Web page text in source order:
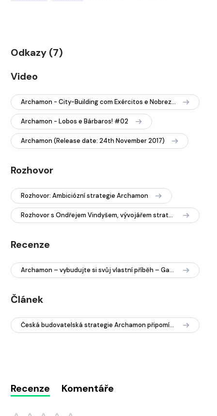
Odkazy (7)
Video
Archamon - City-Building com Exércitos e Nobreza! #01
Archamon - Lobos e Bárbaros! #02
Archamon (Release date: 24th November 2017)
Rozhovor
Rozhovor: Ambiciózní strategie Archamon
Rozhovor s Ondřejem Vindyšem, vývojářem strategie Archamon (gamingprofessors.cz)
Recenze
Archamon – vybudujte si svůj vlastní příběh – Gaming Professors
Článek
Česká budovatelská strategie Archamon připomíná křížence Banished a Stronghold
Recenze Komentáře